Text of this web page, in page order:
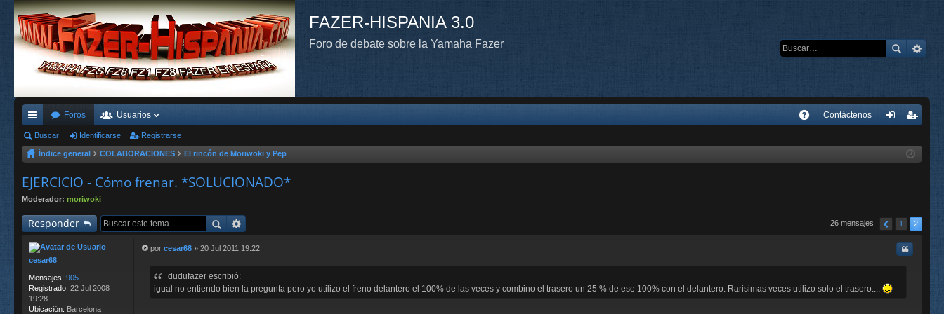
FAZER-HISPANIA 3.0
Foro de debate sobre la Yamaha Fazer
nl
ac
es
rá
pi
do
s
Foros Usuarios Contáctenos
se
ist
e
Buscar Identificarse Registrarse
Índice general COLABORACIONES El rincón de Moriwoki y Pep
EJERCICIO - Cómo frenar. *SOLUCIONADO*
Moderador: moriwoki
Responder 26 mensajes 1 2
cesar68
Mensajes: 905
Registrado: 22 Jul 2008
19:28
Ubicación: Barcelona
Citar
por cesar68 » 20 Jul 2011 19:22
dudufazer escribió:
igual no entiendo bien la pregunta pero yo utilizo el freno delantero el 100% de las veces y combino el trasero un 25 % de ese 100% con el delantero. Rarisimas veces utilizo solo el trasero....